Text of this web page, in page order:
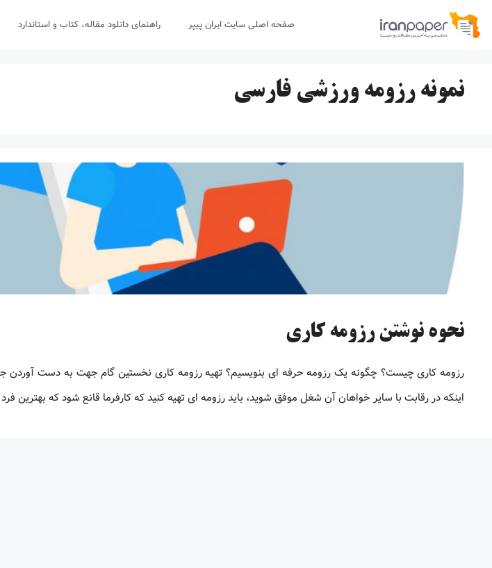
پرش
صفحه اصلی سایت ایران پیپر راهنمای دانلود مقاله، کتاب و استاندارد
نمونه رزومه ورزشی فارسی
نحوه نوشتن رزومه کاری
رزومه کاری چیست؟ چگونه یک رزومه حرفه ای بنویسیم؟ تهیه رزومه کاری نخستین گام جهت به دست آوردن
اینکه در رقابت با سایر خواهان آن شغل موفق شوید، باید رزومه ‌ای تهیه کنید که کارفرما قانع شود که بهترین